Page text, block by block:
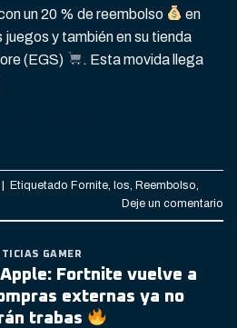
un 20 % de reembolso
en
y también en su tienda
(EGS)
. Esta movida llega
Etiquetado Fornite, Ios, Reembolso,
Deje un comentario
GAMER
Apple: Fortnite vuelve a
externas ya no
trabas